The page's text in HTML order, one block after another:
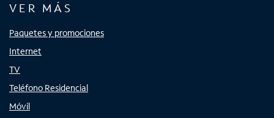
VER MÁS
Paquetes y promociones
Internet
TV
Teléfono Residencial
Móvil